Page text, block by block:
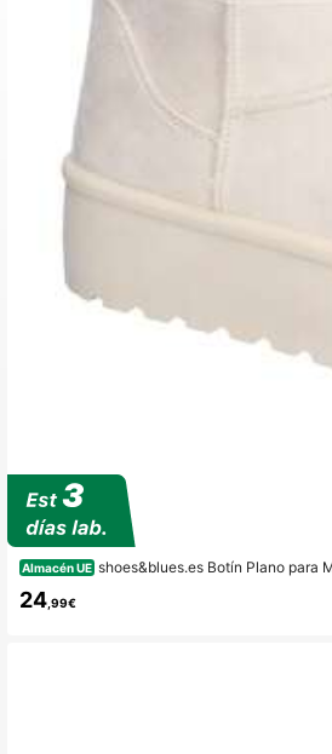
Almacén UE shoes&blues.es Botín Plano para
24,99€